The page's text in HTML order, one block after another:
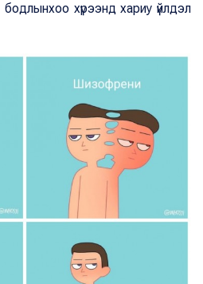
хүрээнд хариу үйлдэл